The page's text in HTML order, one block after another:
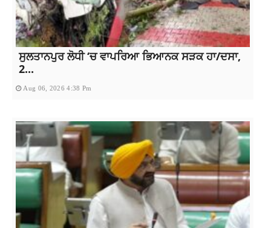
ਸੁਲਤਾਨਪੁਰ ਲੋਧੀ ‘ਚ ਵਾਪਰਿਆ ਭਿਆਨਕ ਸੜਕ ਹਾ/ਦਸਾ,
2...
Aug 06, 2026 4:38 Pm